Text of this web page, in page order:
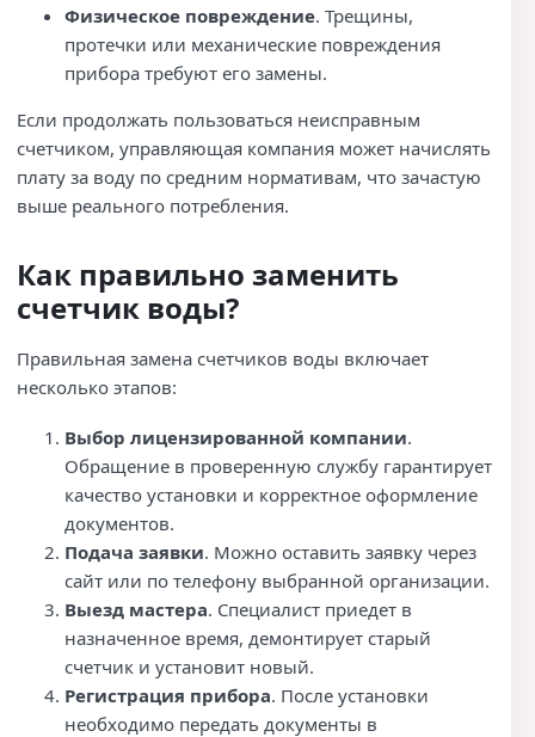
Физическое повреждение. Трещины,
протечки или механические повреждения
прибора требуют его замены.
Если продолжать пользоваться неисправным
счетчиком, управляющая компания может начислять
плату за воду по средним нормативам, что зачастую
выше реального потребления.
Как правильно заменить
счетчик воды?
Правильная замена счетчиков воды включает
несколько этапов:
Выбор лицензированной компании.
Обращение в проверенную службу гарантирует
качество установки и корректное оформление
документов.
Подача заявки. Можно оставить заявку через
сайт или по телефону выбранной организации.
Выезд мастера. Специалист приедет в
назначенное время, демонтирует старый
счетчик и установит новый.
Регистрация прибора. После установки
необходимо передать документы в